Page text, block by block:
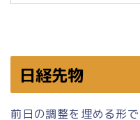
日経先物
前日の調整を埋める形